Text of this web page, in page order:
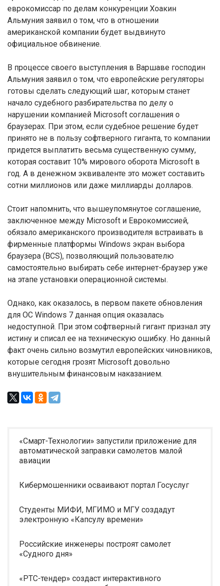
еврокомиссар по делам конкуренции Хоакин
Альмуния заявил о том, что в отношении
американской компании будет выдвинуто
официальное обвинение.
В процессе своего выступления в Варшаве господин
Альмуния заявил о том, что европейские регуляторы
готовы сделать следующий шаг, которым станет
начало судебного разбирательства по делу о
нарушении компанией Microsoft соглашения о
браузерах. При этом, если судебное решение будет
принято не в пользу софтверного гиганта, то компании
придется выплатить весьма существенную сумму,
которая составит 10% мирового оборота Microsoft в
год. А в денежном эквиваленте это может составить
сотни миллионов или даже миллиарды долларов.
Стоит напомнить, что вышеупомянутое соглашение,
заключенное между Microsoft и Еврокомиссией,
обязало американского производителя встраивать в
фирменные платформы Windows экран выбора
браузера (BCS), позволяющий пользователю
самостоятельно выбирать себе интернет-браузер уже
на этапе установки операционной системы.
Однако, как оказалось, в первом пакете обновления
для ОС Windows 7 данная опция оказалась
недоступной. При этом софтверный гигант признал эту
истину и списал ее на техническую ошибку. Но данный
факт очень сильно возмутил европейских чиновников,
которые сегодня грозят Microsoft довольно
внушительным финансовым наказанием.
«Смарт-Технологии» запустили приложение для
автоматической заправки самолетов малой
авиации
Кибермошенники осваивают портал Госуслуг
Студенты МИФИ, МГИМО и МГУ создадут
электронную «Капсулу времени»
Российские инженеры построят самолет
«Судного дня»
«РТС-тендер» создаст интерактивного